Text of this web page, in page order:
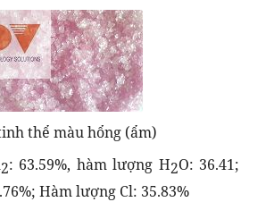
thể màu hổng (ẩm)
2: 63.59%, hàm lượng H2O: 36.41;
Hàm lượng Cl: 35.83%